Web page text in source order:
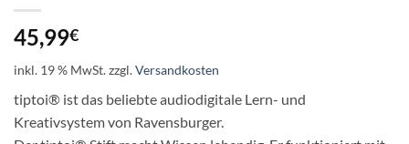
45,99€
inkl. 19 % MwSt.zzgl.Versandkosten
tiptoi® ist das beliebte audiodigitale Lern- und
Kreativsystem von Ravensburger.